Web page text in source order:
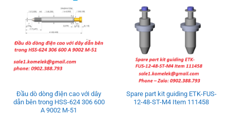
Đầu dò dòng điện cao với dây
dẫn bên trong HSS-624 306 600
A 9002 M-51
Spare part kit guiding ETK-FUS-
12-48-ST-M4 Item 111458